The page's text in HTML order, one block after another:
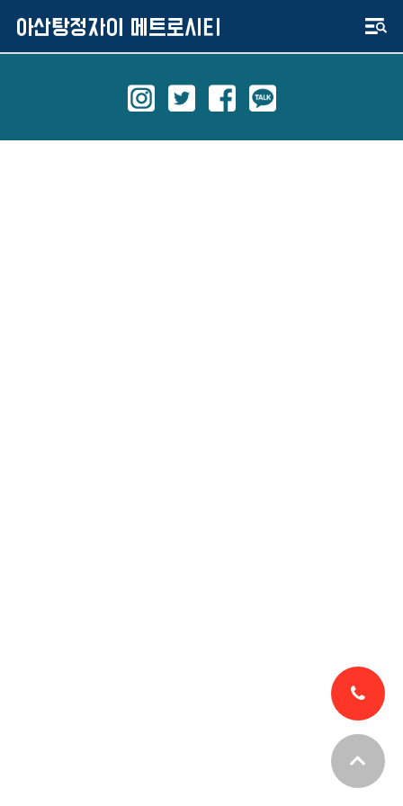
아산탕정자이 메트로시티